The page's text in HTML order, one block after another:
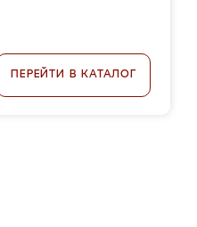
ПЕРЕЙТИ В КАТАЛОГ